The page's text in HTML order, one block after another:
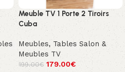
Meuble TV 1 Porte 2 Tiroirs
Cuba
Meubles, Tables Salon &
Meubles TV
199.00€ 179.00€